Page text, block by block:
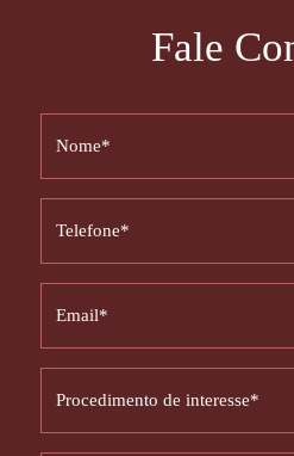
Fale